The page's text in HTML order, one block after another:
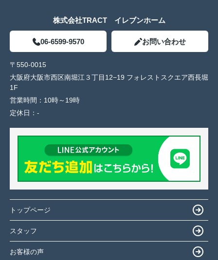
株式会社TRACT イレブンホーム
06-6599-9570 お問い合わせ
〒550-0015
大阪府大阪市西区南堀江３丁目12−19 フォレストスクエア西長堀
1F
営業時間： 10時～19時
定休日： -
トップページ
スタッフ
お客様の声